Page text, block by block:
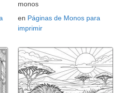
monos
en Páginas de Monos para
imprimir